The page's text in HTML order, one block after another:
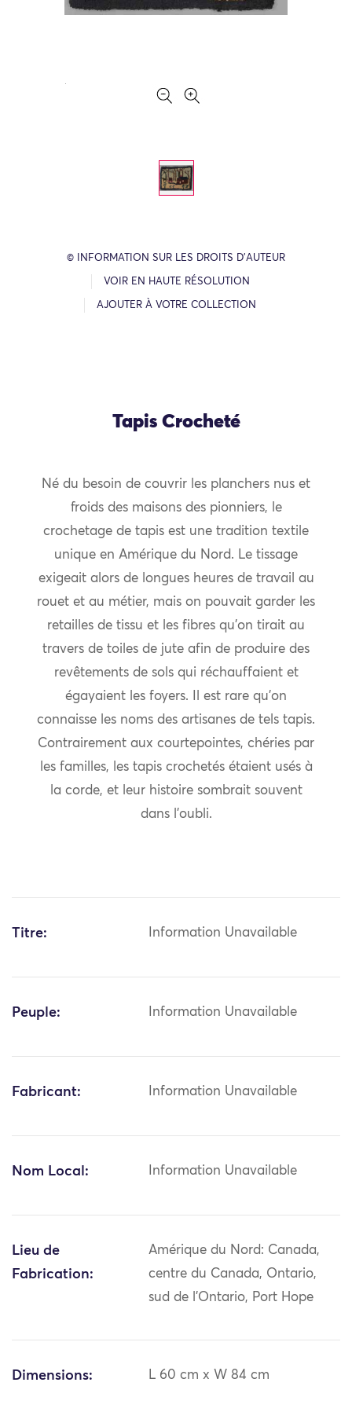
© INFORMATION SUR LES DROITS D’AUTEUR
VOIR EN HAUTE RÉSOLUTION
AJOUTER À VOTRE COLLECTION
Tapis Crocheté
Né du besoin de couvrir les planchers nus et
froids des maisons des pionniers, le
crochetage de tapis est une tradition textile
unique en Amérique du Nord. Le tissage
exigeait alors de longues heures de travail au
rouet et au métier, mais on pouvait garder les
retailles de tissu et les fibres qu’on tirait au
travers de toiles de jute afin de produire des
revêtements de sols qui réchauffaient et
égayaient les foyers. Il est rare qu’on
connaisse les noms des artisanes de tels tapis.
Contrairement aux courtepointes, chéries par
les familles, les tapis crochetés étaient usés à
la corde, et leur histoire sombrait souvent
dans l’oubli.
Titre: Information Unavailable
Peuple: Information Unavailable
Fabricant: Information Unavailable
Nom Local: Information Unavailable
Lieu de
Fabrication:
Amérique du Nord: Canada,
centre du Canada, Ontario,
sud de l'Ontario, Port Hope
Dimensions: L 60 cm x W 84 cm